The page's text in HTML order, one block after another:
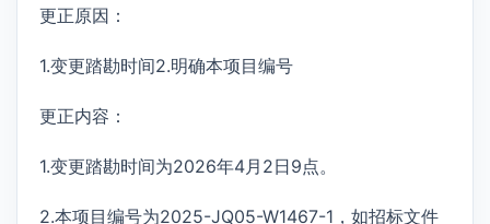
更正原因：
1.变更踏勘时间2.明确本项目编号
更正内容：
1.变更踏勘时间为2026年4月2日9点。
2.本项目编号为2025-JQ05-W1467-1，如招标文件